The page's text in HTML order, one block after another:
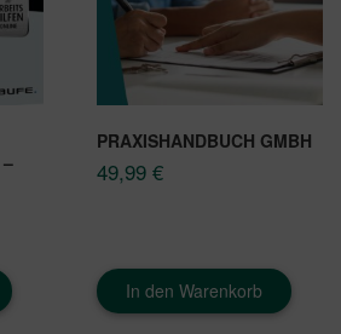
–
PRAXISHANDBUCH GMBH
49,99 €
In den Warenkorb